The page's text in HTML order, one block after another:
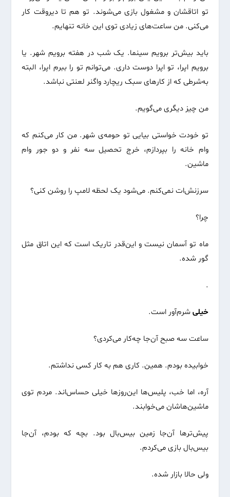
تو اتاقشان و مشغول بازی می‌شوند. تو هم تا دیروقت کار
می‌کنی. من ساعت‌های زیادی توی این خانه تنهایم.
باید بیش‌تر برویم سینما. یک شب در هفته برویم شهر. یا
برویم اپرا، تو اپرا دوست داری. می‌توانم تو را ببرم اپرا، البته
به‌شرطی که از کارهای سبک ریچارد واگنر لعنتی نباشد.
من چیز دیگری می‌گویم.
تو خودت خواستی بیایی تو حومه‌ی شهر. من کار می‌کنم که
وام خانه را بپردازم، خرج تحصیل سه نفر و دو جور وام
ماشین.
سرزنش‌ات نمی‌کنم. می‌شود یک لحظه لامپ را روشن کنی؟
چرا؟
ماه تو آسمان نیست و این‌قدر تاریک است که این اتاق مثل
گور شده.
.
خیلیشرم‌آور است.
ساعت سه صبح آن‌جا چه‌کار می‌کردی؟
خوابیده بودم. همین. کاری هم به کار کسی نداشتم.
آره، اما خب، پلیس‌ها این‌روزها خیلی حساس‌اند. مردم توی
ماشین‌هاشان می‌خوابند.
پیش‌ترها آن‌جا زمین بیس‌بال بود. بچه که بودم، آن‌جا
بیس‌بال بازی می‌کردم.
ولی حالا بازار شده.